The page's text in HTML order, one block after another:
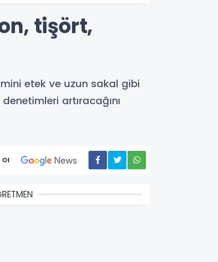
tişört,
etek ve uzun sakal gibi
artıracağını